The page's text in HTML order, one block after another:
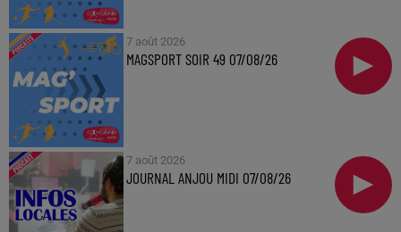
7 août 2026
MAGSPORT SOIR 49 07/08/26
7 août 2026
JOURNAL ANJOU MIDI 07/08/26